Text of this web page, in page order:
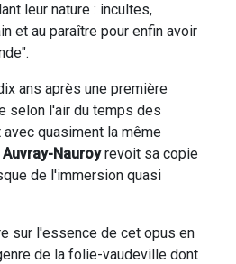
leur nature : incultes,
et au paraître pour enfin avoir
ans après une première
selon l'air du temps des
quasiment la même
Nauroyrevoit sa copie
de l'immersion quasi
sur l'essence de cet opus en
de la folie-vaudeville dont